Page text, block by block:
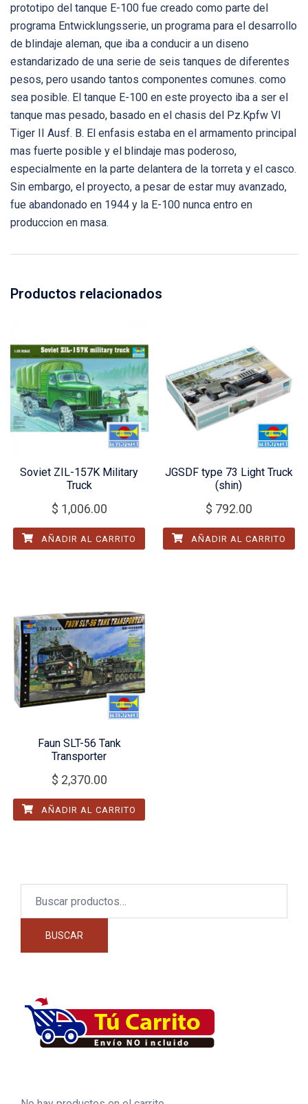
prototipo del tanque E-100 fue creado como parte del
programa Entwicklungsserie, un programa para el desarrollo
de blindaje aleman, que iba a conducir a un diseno
estandarizado de una serie de seis tanques de diferentes
pesos, pero usando tantos componentes comunes. como
sea posible. El tanque E-100 en este proyecto iba a ser el
tanque mas pesado, basado en el chasis del Pz.Kpfw VI
Tiger II Ausf. B. El enfasis estaba en el armamento principal
mas fuerte posible y el blindaje mas poderoso,
especialmente en la parte delantera de la torreta y el casco.
Sin embargo, el proyecto, a pesar de estar muy avanzado,
fue abandonado en 1944 y la E-100 nunca entro en
produccion en masa.
Productos relacionados
Soviet ZIL-157K Military
Truck
$ 1,006.00
AÑADIR AL CARRITO
JGSDF type 73 Light Truck
(shin)
$ 792.00
AÑADIR AL CARRITO
Faun SLT-56 Tank
Transporter
$ 2,370.00
AÑADIR AL CARRITO
BUSCAR